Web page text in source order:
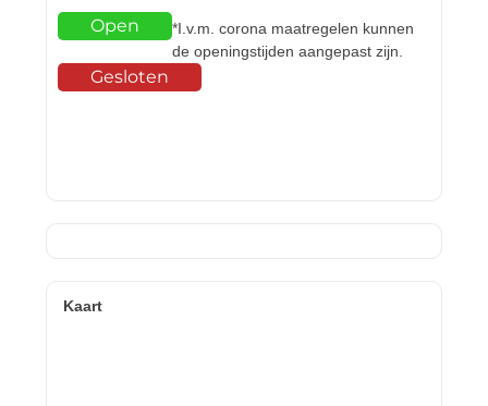
Open
*I.v.m. corona maatregelen kunnen
de openingstijden aangepast zijn.
Gesloten
Kaart